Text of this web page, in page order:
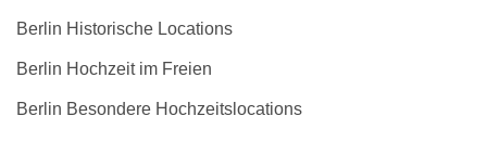
Berlin Historische Locations
Berlin Hochzeit im Freien
Berlin Besondere Hochzeitslocations